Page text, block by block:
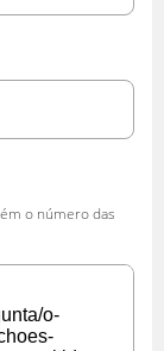
o número das